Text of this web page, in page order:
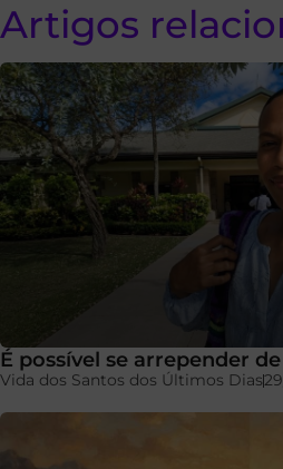
Artigos
É possível se arrepender
Vida dos Santos dos Últimos Dias